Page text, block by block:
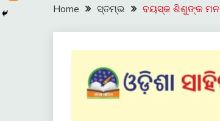
Home ସ୍ତମ୍ଭ ବୟସ୍କ ଶିଶୁଙ୍କ ମନ